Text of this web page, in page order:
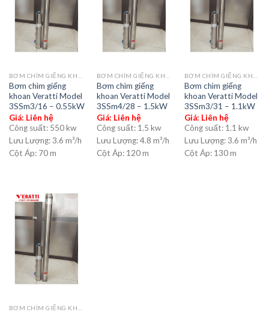
BƠM CHÌM GIẾNG KHOAN
Bơm chìm giếng
khoan Veratti Model
3SSm3/16 – 0.55kW
Giá: Liên hệ
Công suất: 550 kw
Lưu Lượng:3.6 m³/h
Cột Áp: 70 m
BƠM CHÌM GIẾNG KHOAN
Bơm chìm giếng
khoan Veratti Model
3SSm4/28 – 1.5kW
Giá: Liên hệ
Công suất: 1.5 kw
Lưu Lượng:4.8 m³/h
Cột Áp: 120 m
BƠM CHÌM GIẾNG KHOAN
Bơm chìm giếng
khoan Veratti Model
3SSm3/31 – 1.1kW
Giá: Liên hệ
Công suất: 1.1 kw
Lưu Lượng:3.6 m³/h
Cột Áp: 130 m